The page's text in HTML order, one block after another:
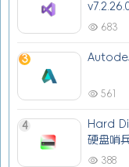
683
3
561
4
Hard
硬盘哨
388